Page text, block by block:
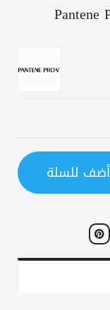
Pantene
أضف للسلة